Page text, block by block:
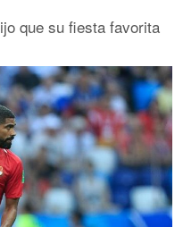
que su fiesta favorita